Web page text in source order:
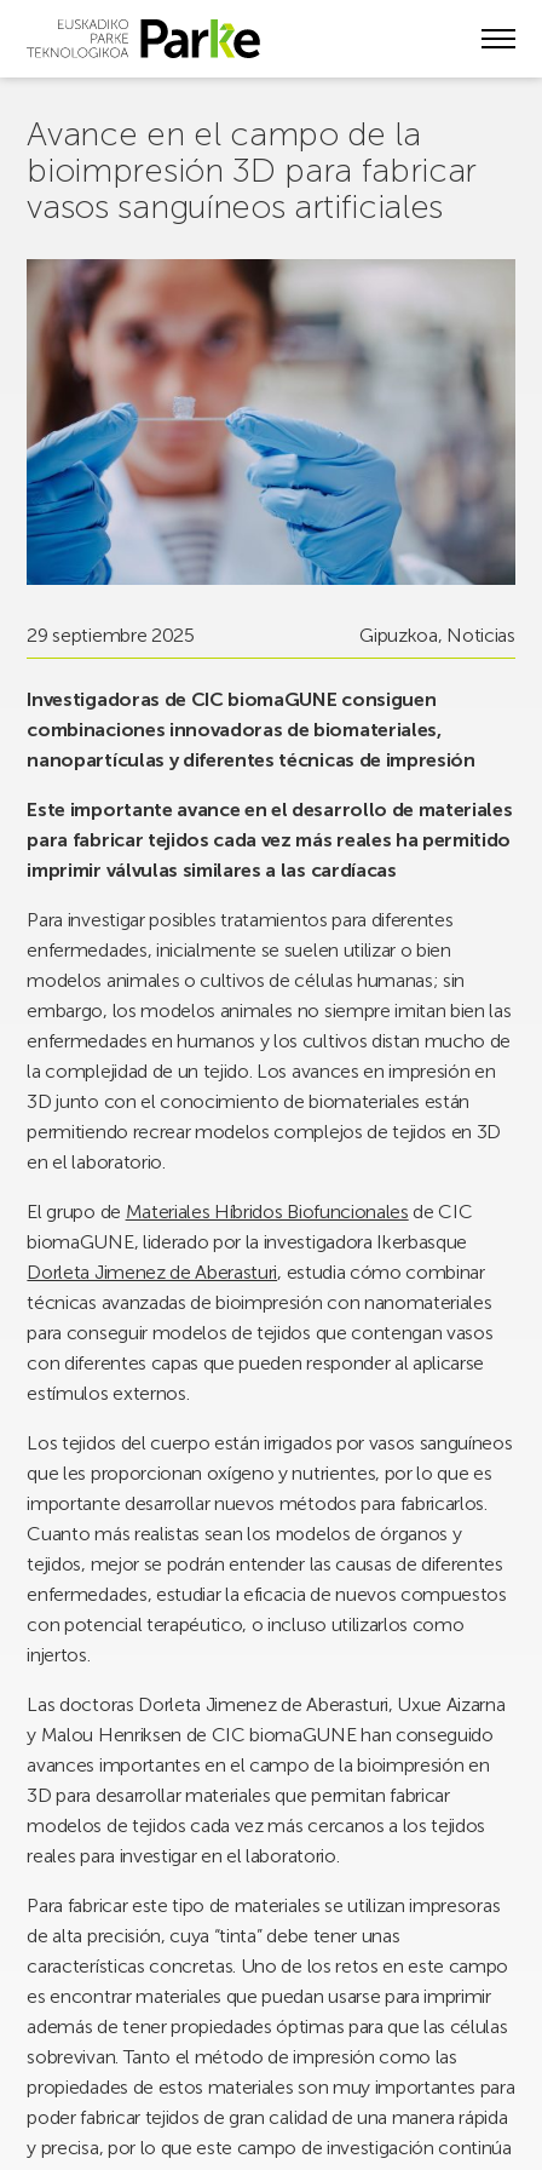
Avance en el campo de la
bioimpresión 3D para fabricar
vasos sanguíneos artificiales
29 septiembre 2025 Gipuzkoa, Noticias
Investigadoras de CIC biomaGUNE consiguen
combinaciones innovadoras de biomateriales,
nanopartículas y diferentes técnicas de impresión
Este importante avance en el desarrollo de materiales
para fabricar tejidos cada vez más reales ha permitido
imprimir válvulas similares a las cardíacas
Para investigar posibles tratamientos para diferentes
enfermedades, inicialmente se suelen utilizar o bien
modelos animales o cultivos de células humanas; sin
embargo, los modelos animales no siempre imitan bien las
enfermedades en humanos y los cultivos distan mucho de
la complejidad de un tejido. Los avances en impresión en
3D junto con el conocimiento de biomateriales están
permitiendo recrear modelos complejos de tejidos en 3D
en el laboratorio.
El grupo de Materiales Híbridos Biofuncionales de CIC
biomaGUNE, liderado por la investigadora Ikerbasque
Dorleta Jimenez de Aberasturi, estudia cómo combinar
técnicas avanzadas de bioimpresión con nanomateriales
para conseguir modelos de tejidos que contengan vasos
con diferentes capas que pueden responder al aplicarse
estímulos externos.
Los tejidos del cuerpo están irrigados por vasos sanguíneos
que les proporcionan oxígeno y nutrientes, por lo que es
importante desarrollar nuevos métodos para fabricarlos.
Cuanto más realistas sean los modelos de órganos y
tejidos, mejor se podrán entender las causas de diferentes
enfermedades, estudiar la eficacia de nuevos compuestos
con potencial terapéutico, o incluso utilizarlos como
injertos.
Las doctoras Dorleta Jimenez de Aberasturi, Uxue Aizarna
y Malou Henriksen de CIC biomaGUNE han conseguido
avances importantes en el campo de la bioimpresión en
3D para desarrollar materiales que permitan fabricar
modelos de tejidos cada vez más cercanos a los tejidos
reales para investigar en el laboratorio.
Para fabricar este tipo de materiales se utilizan impresoras
de alta precisión, cuya “tinta” debe tener unas
características concretas. Uno de los retos en este campo
es encontrar materiales que puedan usarse para imprimir
además de tener propiedades óptimas para que las células
sobrevivan. Tanto el método de impresión como las
propiedades de estos materiales son muy importantes para
poder fabricar tejidos de gran calidad de una manera rápida
y precisa, por lo que este campo de investigación continúa